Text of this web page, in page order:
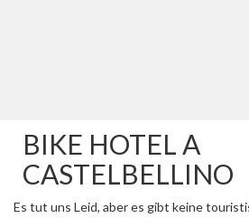
BIKE HOTEL A
CASTELBELLINO
Es tut uns Leid, aber es gibt keine